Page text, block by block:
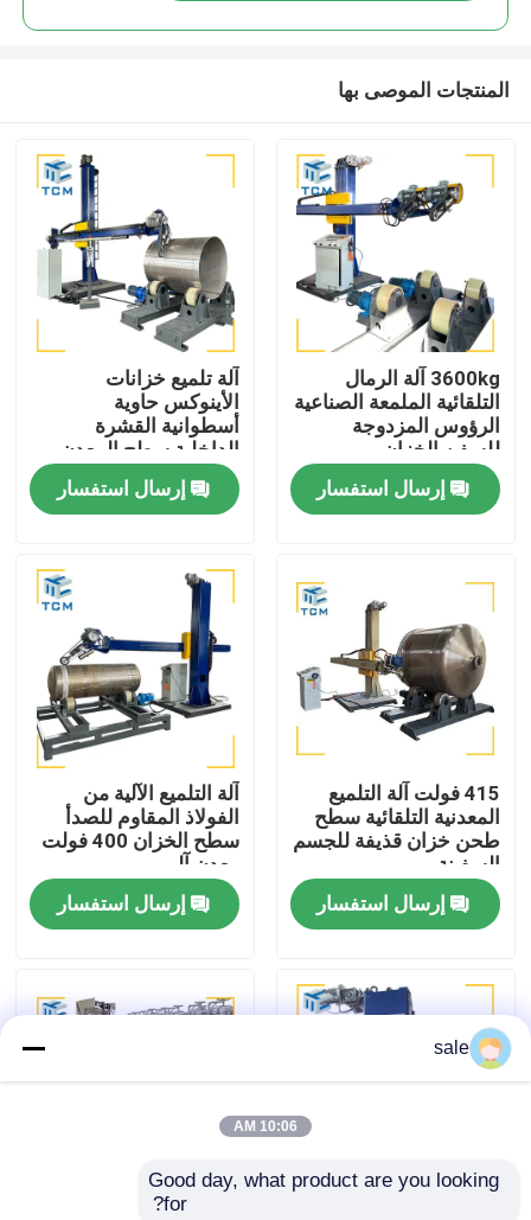
حولنا
جولة في المصنع
مراقبة الجودة
اتصل بنا
أخبار
القضايا
المنتجات الموصى بها
3600kg آلة الرمال
التلقائية الملمعة الصناعية
الرؤوس المزدوجة
للسفن الخزان
إرسال استفسار
آلة تلميع خزانات
الأينوكس حاوية
أسطوانية القشرة
الداخلية سطح المعدن
طحن البولندي
إرسال استفسار
415 فولت آلة التلميع
المعدنية التلقائية سطح
طحن خزان قذيفة للجسم
السفينة
إرسال استفسار
آلة التلميع الآلية من
الفولاذ المقاوم للصدأ
سطح الخزان 400 فولت
معدن آلي
إرسال استفسار
آلة طلاء سطح المصفاة
sale
10:06 AM
Good day, what product are you looking
for?